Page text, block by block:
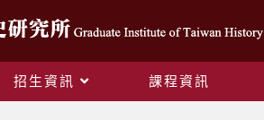
招生資訊 課程資訊